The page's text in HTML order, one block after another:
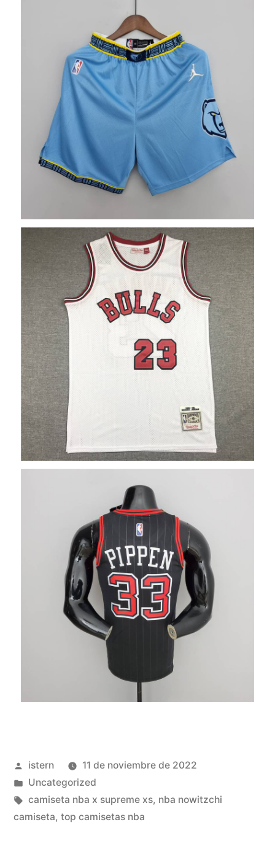
Publicado
por
istern
11 de noviembre de 2022
Publicado
en
Uncategorized
Etiquetas:
camiseta nba x supreme xs, nba nowitzchi
camiseta, top camisetas nba